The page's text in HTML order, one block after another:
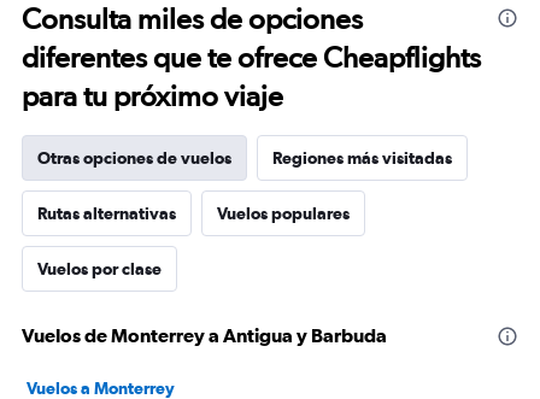
Consulta miles de opciones
diferentes que te ofrece Cheapflights
para tu próximo viaje
Otras opciones de vuelos Regiones más visitadas
Rutas alternativas Vuelos populares
Vuelos por clase
Vuelos de Monterrey a Antigua y Barbuda
Vuelos a Monterrey